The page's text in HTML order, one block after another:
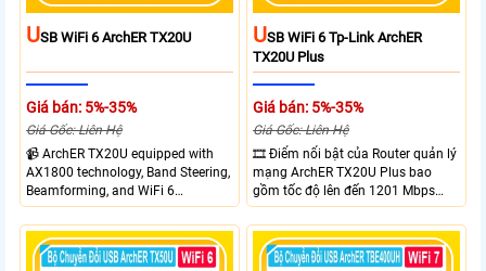
USB WiFi 6 ArchER TX20U
Giá bán: 5%-35%
Giá Gốc: Liên Hệ
📹 ArchER TX20U equipped with
AX1800 technology, Band Steering,
Beamforming, and WiFi 6
transmission. Band Steering
technology optimizes connections,
Beamforming enhances signal
focus for better coverage. Upgrade
USB WiFi 6 Tp-Link ArchER
TX20U Plus
Giá bán: 5%-35%
Giá Gốc: Liên Hệ
🎞 Điểm nổi bật của Router quản lý
mạng ArchER TX20U Plus bao
gồm tốc độ lên đến 1201 Mbps
trên băng tần 5 GHz và 574 Mbps
trên băng tần 2.4 GHz. công nghệ
Band Steering, Beamforming và
Wifi 6 cung cấp hiệu suất cao và